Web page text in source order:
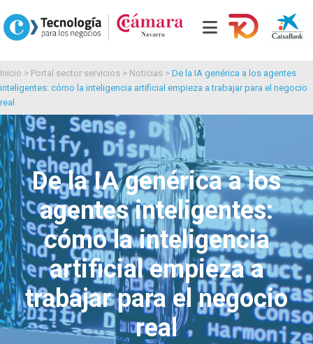
Inicio > Portal sector servicios > Noticias > De la IA genérica a los agentes
inteligentes: cómo la inteligencia artificial empieza a trabajar para el negocio
real
De la IA genérica a los
agentes inteligentes:
cómo la inteligencia
artificial empieza a
trabajar para el negocio
real